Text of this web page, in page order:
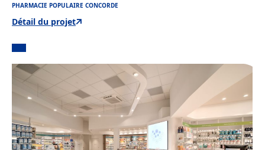
PHARMACIE POPULAIRE CONCORDE
Détail du projet